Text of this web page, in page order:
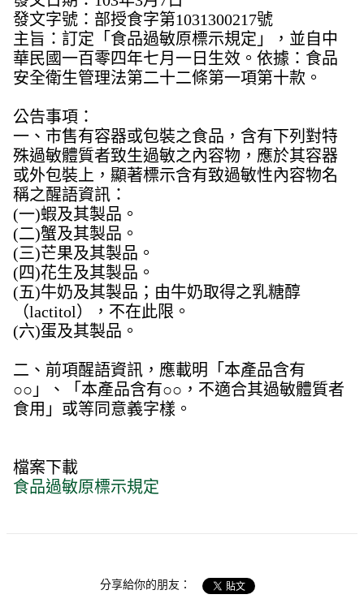
發文字號：部授食字第1031300217號
主旨：訂定「食品過敏原標示規定」，並自中
華民國一百零四年七月一日生效。依據：食品
安全衛生管理法第二十二條第一項第十款。
公告事項：
一、市售有容器或包裝之食品，含有下列對特
殊過敏體質者致生過敏之內容物，應於其容器
或外包裝上，顯著標示含有致過敏性內容物名
稱之醒語資訊：
(一)蝦及其製品。
(二)蟹及其製品。
(三)芒果及其製品。
(四)花生及其製品。
(五)牛奶及其製品；由牛奶取得之乳糖醇
（lactitol），不在此限。
(六)蛋及其製品。
二、前項醒語資訊，應載明「本產品含有
○○」、「本產品含有○○，不適合其過敏體質者
食用」或等同意義字樣。
檔案下載
食品過敏原標示規定
分享給你的朋友：